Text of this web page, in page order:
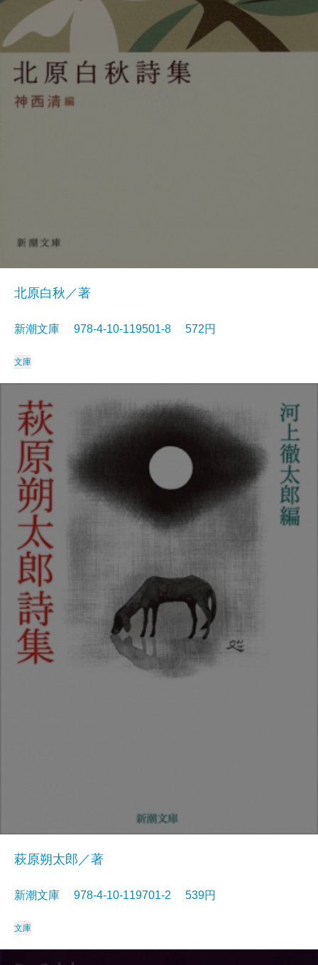
北原白秋／著
新潮文庫 978-4-10-119501-8 572円
文庫
萩原朔太郎／著
新潮文庫 978-4-10-119701-2 539円
文庫